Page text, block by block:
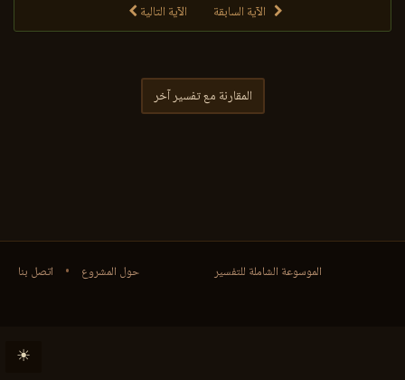
الآية السابقة الآية التالية
المقارنة مع تفسير آخر
حول المشروع • اتصل بنا الموسوعة الشاملة للتفسير
☀